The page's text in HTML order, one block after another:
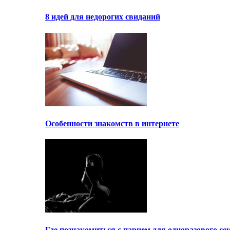
8 идей для недорогих свиданий
Особенности знакомств в интернете